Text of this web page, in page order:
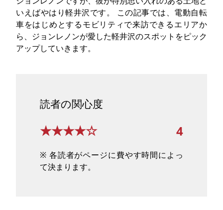
いえばやはり軽井沢です。 この記事では、電動自転
車をはじめとするモビリティで来訪できるエリアか
ら、ジョンレノンが愛した軽井沢のスポットをピック
アップしていきます。
読者の関心度
★★★★☆ 4
※ 各読者がページに費やす時間によっ
て決まります。